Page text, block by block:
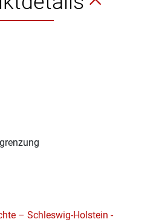
– Schleswig-Holstein -